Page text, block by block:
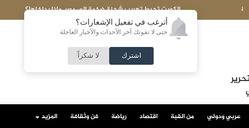
أترغب في تفعيل الإشعارات؟
حتى لا تفوتك آخر الأحداث والأخبار العاجلة
اشترك لا شكراً
الكويت تحبط تهريب شحنة ضخمة إلى مصر..ماذا بداخلها؟
عربي ودولي من القبة اقتصاد رياضة فن وثقافة المزيد